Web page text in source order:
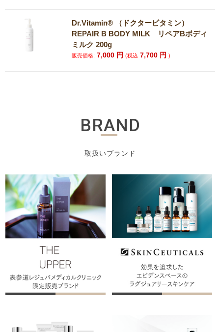
Dr.Vitamin® （ドクタービタミン）
REPAIR B BODY MILK リペアBボディ
ミルク 200g
販売価格: 7,000 円(税込 7,700 円)
BRAND
取扱いブランド